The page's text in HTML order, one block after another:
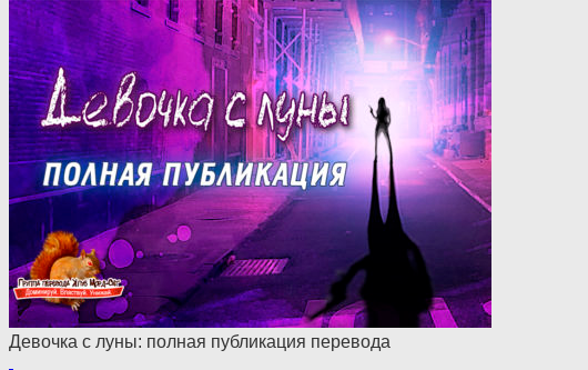
Девочка с луны: полная публикация перевода